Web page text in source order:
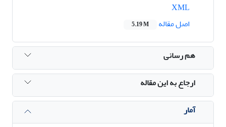
اصل مقاله
5.19 M
هم رسانی
ارجاع به این مقاله
آمار